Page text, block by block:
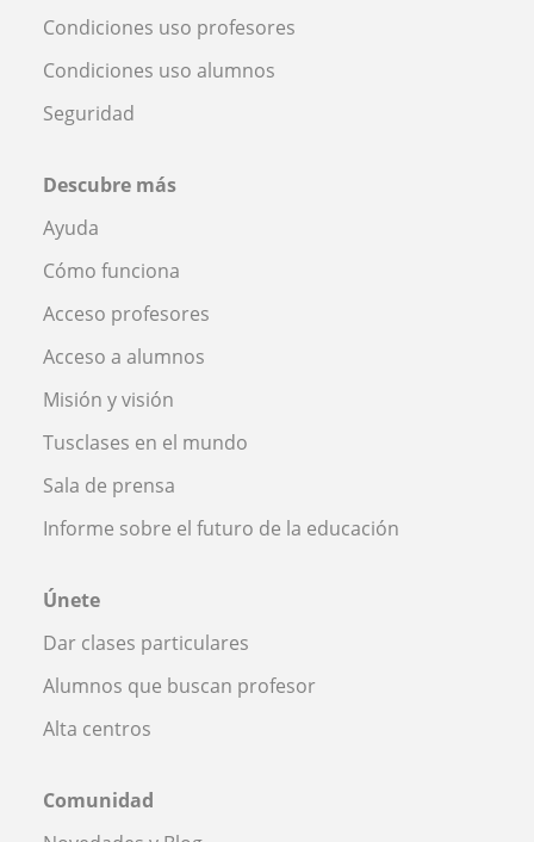
Condiciones uso profesores
Condiciones uso alumnos
Seguridad
Descubre más
Ayuda
Cómo funciona
Acceso profesores
Acceso a alumnos
Misión y visión
Tusclases en el mundo
Sala de prensa
Informe sobre el futuro de la educación
Únete
Dar clases particulares
Alumnos que buscan profesor
Alta centros
Comunidad